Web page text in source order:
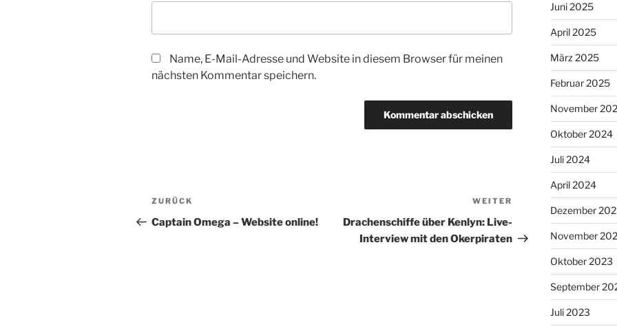
Name, E-Mail-Adresse und Website in diesem Browser für meinen
nächsten Kommentar speichern.
Beitragsnavigation
Vorheriger
Beitrag
ZURÜCK
Captain Omega – Website online!
WEITER
Drachenschiffe über Kenlyn: Live-
Interview mit den Okerpiraten
Juni 2025
April 2025
März 2025
Februar 2025
November
Oktober 2024
Juli 2024
April 2024
Dezember
November
Oktober 2023
September
Juli 2023